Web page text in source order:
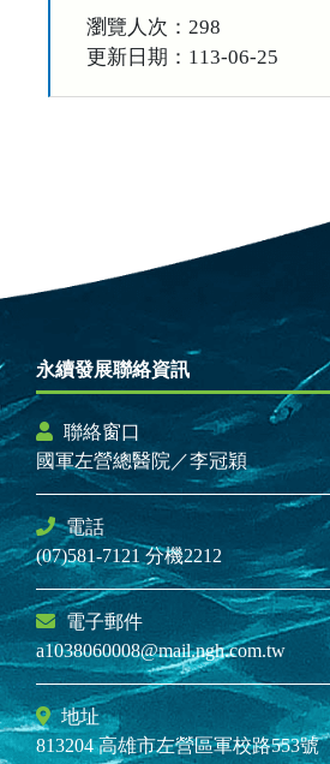
瀏覽人次：298
更新日期：113-06-25
永續發展聯絡資訊
聯絡窗口
國軍左營總醫院／李冠穎
電話
(07)581-7121 分機2212
電子郵件
a1038060008@mail.ngh.com.tw
地址
813204 高雄市左營區軍校路553號